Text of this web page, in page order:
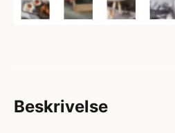
Beskrivelse